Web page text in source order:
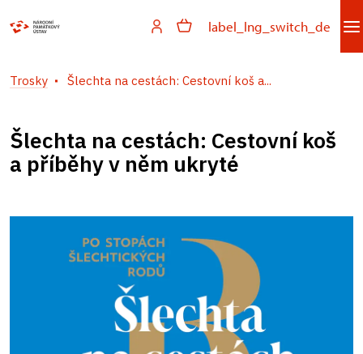
label_lng_switch_de
Trosky Šlechta na cestách: Cestovní koš a...
Šlechta na cestách: Cestovní koš
a příběhy v něm ukryté